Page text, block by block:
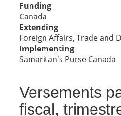
Funding
Canada
Extending
Foreign Affairs, Trade and
Implementing
Samaritan's Purse Canada
Versements
fiscal,